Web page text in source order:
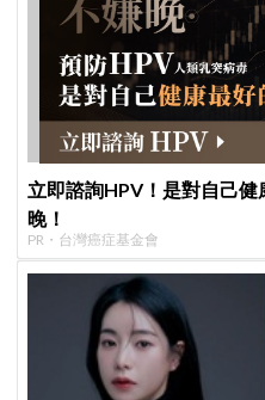
立即諮詢HPV！是對自己
晚！
PR・台灣癌症基金會